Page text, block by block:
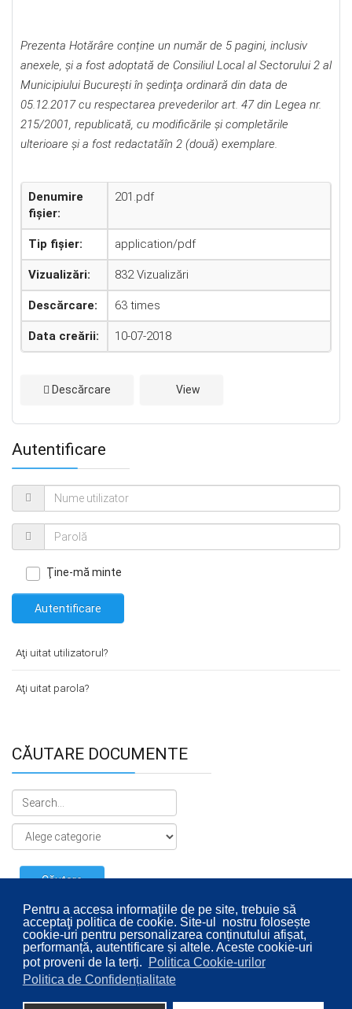
Pentru a accesa informaţiile de pe site, trebuie să
acceptaţi politica de cookie. Site-ul nostru folosește
cookie-uri pentru personalizarea conținutului afișat,
performanță, autentificare și altele. Aceste cookie-uri
pot proveni de la terți.
Politica Cookie-urilor
Politica de Confidențialitate
Prezenta Hotărâre conține un număr de 5 pagini, inclusiv
anexele, și a fost adoptată de Consiliul Local al Sectorului 2 al
Municipiului Bucureşti în şedinţa ordinară din data de
05.12.2017 cu respectarea prevederilor art. 47 din Legea nr.
215/2001, republicată, cu modificările şi completările
ulterioare şi a fost redactatăîn 2 (două) exemplare.
Denumire
fișier:
201.pdf
Tip fișier: application/pdf
Vizualizări: 832 Vizualizări
Descărcare: 63 times
Data creării: 10-07-2018
Descărcare View
Autentificare
Ţine-mă minte
Autentificare
Aţi uitat utilizatorul?
Aţi uitat parola?
CĂUTARE DOCUMENTE
© 2026 Consiliul Local al Sectorului 2 București. Designed By